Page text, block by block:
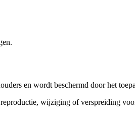
en wordt beschermd door het
wijziging of verspreiding